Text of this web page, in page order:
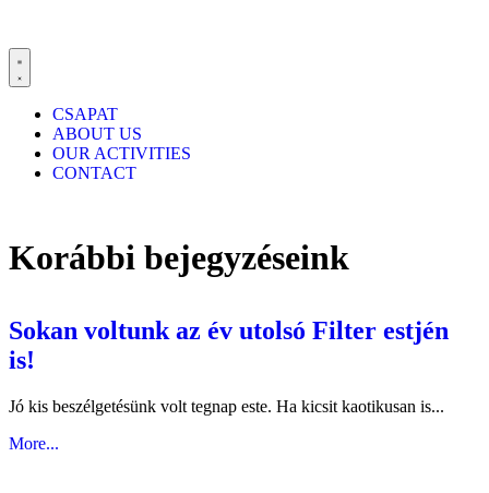
CSAPAT
ABOUT US
OUR ACTIVITIES
CONTACT
Korábbi bejegyzéseink
Sokan voltunk az év utolsó Filter estjén
is!
Jó kis beszélgetésünk volt tegnap este. Ha kicsit kaotikusan is...
More...